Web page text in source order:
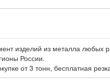
изделий из металла любых
России.
от 3 тонн, бесплатная